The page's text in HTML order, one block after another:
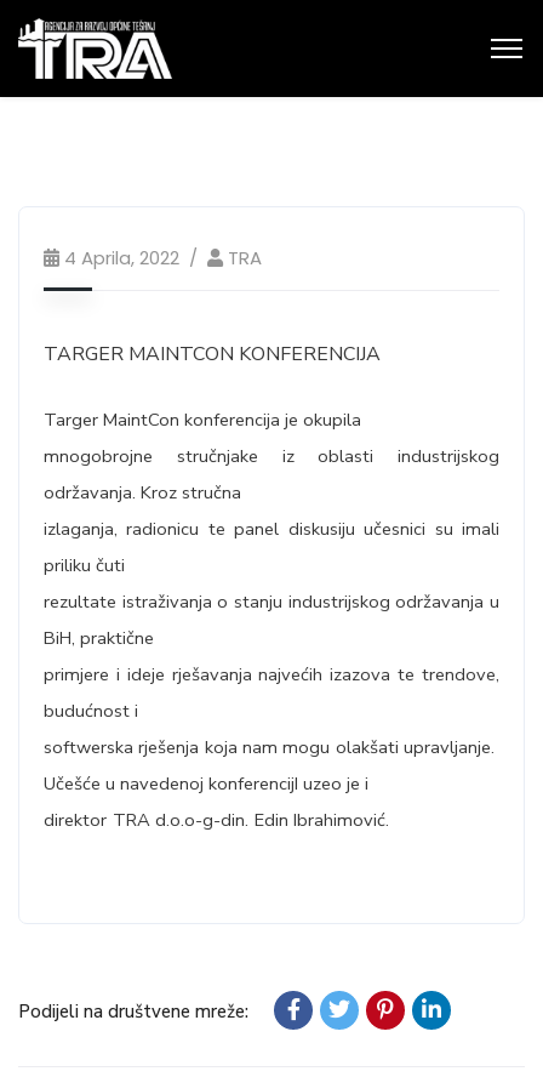
4 Aprila, 2022 TRA
TARGER MAINTCON KONFERENCIJA
Targer MaintCon konferencija je okupila
mnogobrojne stručnjake iz oblasti industrijskog
održavanja. Kroz stručna
izlaganja, radionicu te panel diskusiju učesnici su imali
priliku čuti
rezultate istraživanja o stanju industrijskog održavanja u
BiH, praktične
primjere i ideje rješavanja najvećih izazova te trendove,
budućnost i
softwerska rješenja koja nam mogu olakšati upravljanje.
Učešće u navedenoj konferencijI uzeo je i
direktor TRA d.o.o-g-din. Edin Ibrahimović.
Podijeli na društvene mreže: